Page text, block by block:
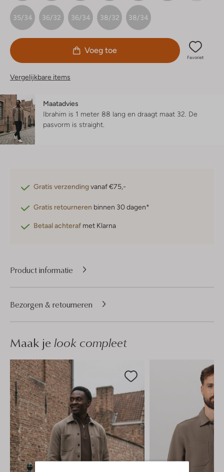
35/34 36/32 36/34 38/32 38/34
Voeg toe
Favoriet
Vergelijkbare items
Maatadvies
Ibrahim is 1 meter 88 lang en draagt maat 32. De
pasvorm is straight
Gratis verzendingvanaf €75,-
Gratis retourneren binnen 30 dagen*
Betaal achteraf met Klarna
Product informatie
Bezorgen & retourneren
Maak je look compleet